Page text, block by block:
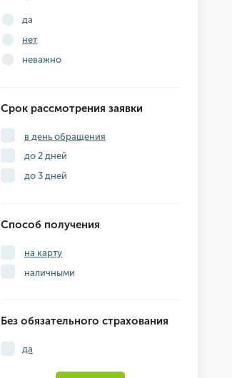
да
нет
неважно
Срок рассмотрения заявки
в день обращения
до 2 дней
до 3 дней
Способ получения
на карту
наличными
Без обязательного страхования
да